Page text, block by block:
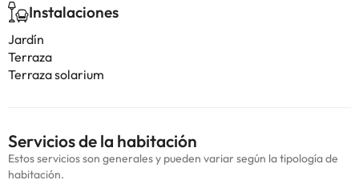
Instalaciones
Jardín
Terraza
Terraza solarium
Servicios de la habitación
Estos servicios son generales y pueden variar según la tipología de
habitación.